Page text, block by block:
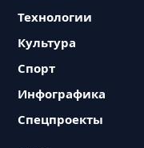
Технологии
Культура
Спорт
Инфографика
Спецпроекты